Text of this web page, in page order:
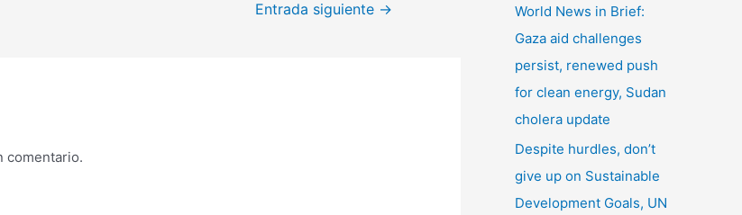
Entrada siguiente →
comentario.
World News in Brief:
Gaza aid challenges
persist, renewed push
for clean energy, Sudan
cholera update
Despite hurdles, don’t
give up on Sustainable
Development Goals, UN